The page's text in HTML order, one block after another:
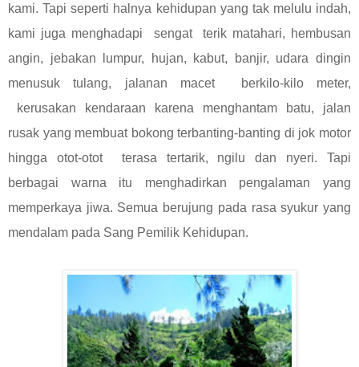
kami. Tapi seperti halnya kehidupan yang tak melulu indah,
kami juga menghadapi sengat terik matahari, hembusan
angin, jebakan lumpur, hujan, kabut, banjir, udara dingin
menusuk tulang, jalanan macet berkilo-kilo meter,
kerusakan kendaraan karena menghantam batu, jalan
rusak yang membuat bokong terbanting-banting di jok motor
hingga otot-otot terasa tertarik, ngilu dan nyeri. Tapi
berbagai warna itu menghadirkan pengalaman yang
memperkaya jiwa. Semua berujung pada rasa syukur yang
mendalam pada Sang Pemilik Kehidupan.